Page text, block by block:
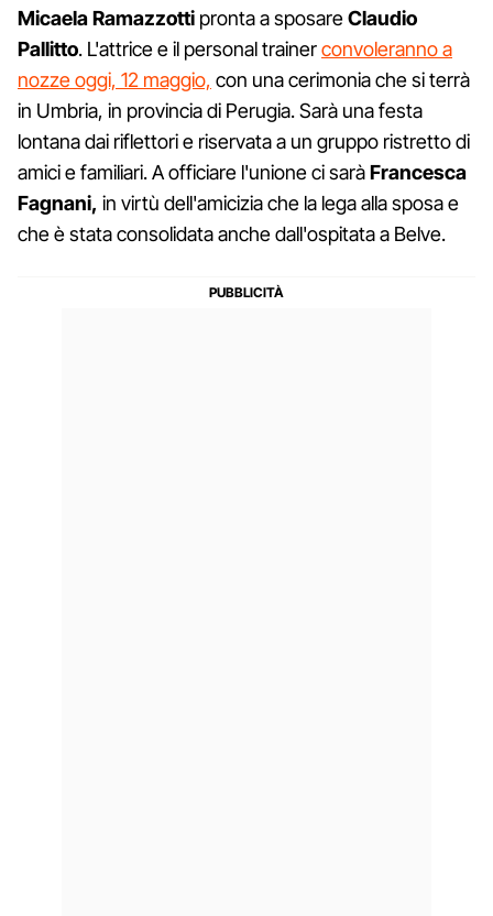
MicaelaRamazzotti pronta a sposareClaudio
Pallitto. L'attrice e il personal trainerconvoleranno a
nozze oggi, 12 maggio, con una cerimonia che si terrà
in Umbria, in provincia di Perugia. Sarà una festa
lontana dai riflettori e riservata a un gruppo ristretto di
amici e familiari. A officiare l'unione ci saràFrancesca
Fagnani, in virtù dell'amicizia che la lega alla sposa e
che è stata consolidata anche dall'ospitata a Belve.